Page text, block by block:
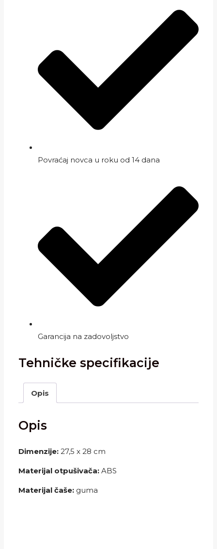
Povraćaj novca u roku od 14 dana
Garancija na zadovoljstvo
Tehničke specifikacije
Opis
Opis
Dimenzije: 27,5 x 28 cm
Materijal otpušivača: ABS
Materijal čaše: guma